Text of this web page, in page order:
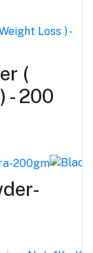
(
- 200